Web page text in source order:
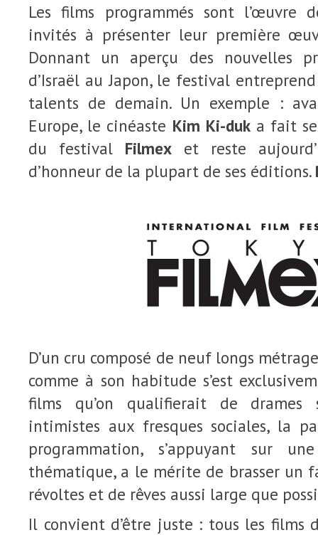
Les films programmés sont l’œuvre
invités à présenter leur première
Donnant un aperçu des nouvelles
d’Israël au Japon, le festival
talents de demain. Un exemple :
Europe, le cinéaste Kim Ki-duka fait
du festival Filmex et reste
d’honneur de la plupart de ses éditions.
D’un cru composé de neuf longs
comme à son habitude s’est
films qu’on qualifierait de drames
intimistes aux fresques sociales, la
programmation, s’appuyant sur
thématique, a le mérite de brasser un
révoltes et de rêves aussi large que
Il convient d’être juste : tous les films